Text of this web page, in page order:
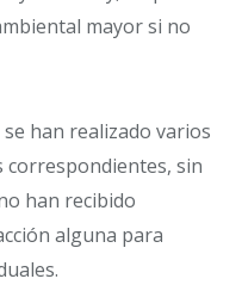
mayor si no
han realizado varios
sin
han recibido
alguna para